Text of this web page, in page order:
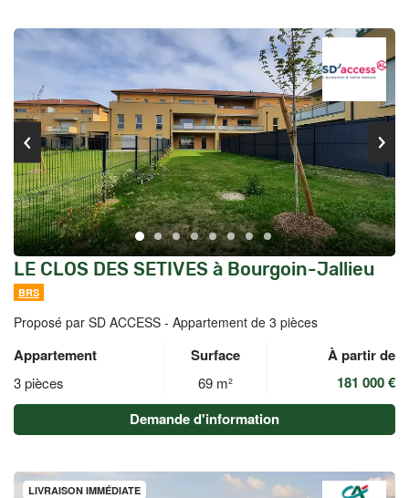
LE CLOS DES SETIVES à Bourgoin-Jallieu
BRS
Proposé par SD ACCESS - Appartement de 3 pièces
Appartement Surface À partir de
3 pièces 69 m²
181 000 €
Demande d'information
LIVRAISON IMMÉDIATE